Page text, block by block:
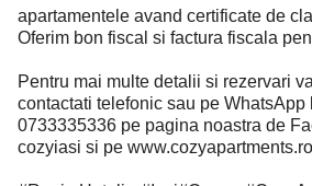
apartamentele avand certificate de
Oferim bon fiscal si factura fiscala
Pentru mai multe detalii si rezervari
contactati telefonic sau pe WhatsApp
0733335336 pe pagina noastra de
cozyiasi si pe www.cozyapartments.ro